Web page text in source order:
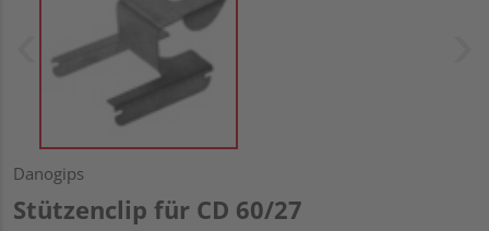
Danogips
Stützenclip für CD 60/27